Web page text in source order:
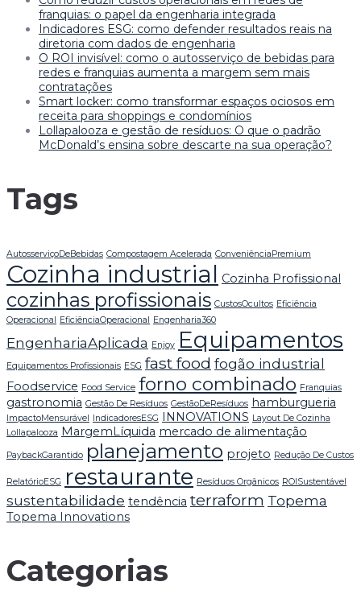
franquias: o papel da engenharia integrada
Indicadores ESG: como defender resultados reais na
diretoria com dados de engenharia
O ROI invisível: como o autosserviço de bebidas para
redes e franquias aumenta a margem sem mais
contratações
Smart locker: como transformar espaços ociosos em
receita para shoppings e condomínios
Lollapalooza e gestão de resíduos: O que o padrão
McDonald’s ensina sobre descarte na sua operação?
Tags
AutosserviçoDeBebidas Compostagem Acelerada ConveniênciaPremium
Cozinha industrial Cozinha Profissional
cozinhas profissionais CustosOcultos Eficiência
Operacional
EficiênciaOperacional Engenharia360
EngenhariaAplicada Enjoy Equipamentos
Equipamentos Profissionais ESG fast food fogão industrial
Foodservice Food Service forno combinado Franquias
gastronomia Gestão De Resíduos GestãoDeResíduos hamburgueria
ImpactoMensurável IndicadoresESG INNOVATIONS Layout De Cozinha
Lollapalooza
MargemLíquida mercado de alimentação
PaybackGarantido planejamento projeto Redução De Custos
RelatórioESG restaurante Resíduos Orgânicos ROISustentável
sustentabilidade tendência terraform Topema
Topema Innovations
Categorias